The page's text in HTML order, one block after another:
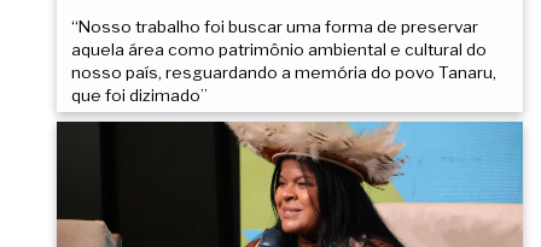
“Nosso trabalho foi buscar uma forma de preservar
aquela área como patrimônio ambiental e cultural do
nosso país, resguardando a memória do povo Tanaru,
que foi dizimado”